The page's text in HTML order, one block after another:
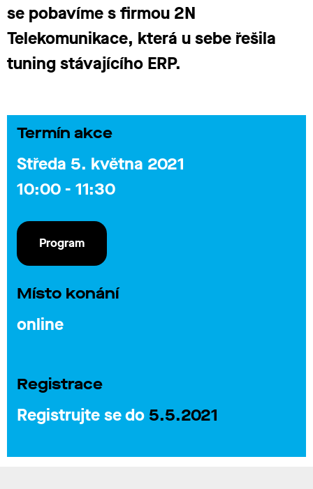
se pobavíme s firmou 2N
Telekomunikace, která u sebe řešila
tuning stávajícího ERP.
Termín akce
Středa 5. května 2021
10:00 - 11:30
Program
Místo konání
online
Registrace
Registrujte se do 5.5.2021